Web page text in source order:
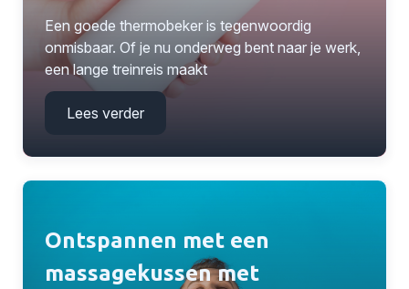
Een goede thermobeker is tegenwoordig
onmisbaar. Of je nu onderweg bent naar je werk,
een lange treinreis maakt
Lees verder
Ontspannen met een
massagekussen met